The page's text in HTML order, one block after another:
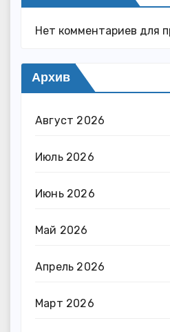
Нет комментариев для
Архив
Август 2026
Июль 2026
Июнь 2026
Май 2026
Апрель 2026
Март 2026